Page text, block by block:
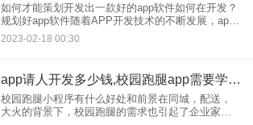
如何才能策划开发出一款好的app软件如何在开发？
规划好app软件随着APP开发技术的不断发展，app
开发和制作的很多问题也逐渐被发现，而对于一些
想要开发APP软件的投资者或者企业来说，在选择
2023-02-18 00:30
app请人开发多少钱,校园跑腿app需要学什么开发
校园跑腿小程序有什么好处和前景在同城，配送，
大火的背景下，校园跑腿的需求也引起了企业家的